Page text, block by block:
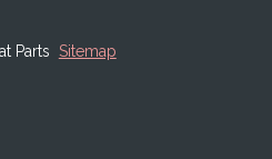
Parts Sitemap